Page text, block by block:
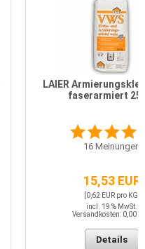
LAIER
faserarmiert 25
16 Meinungen
15,53 EUR
[0,62 EUR pro KG]
incl. 19 % MwSt.
Versandkosten: 0,00
Details